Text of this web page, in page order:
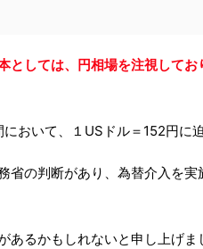
としては、円相場を注視して
おいて、１USドル＝152円に
省の判断があり、為替介入を
あるかもしれないと申し上げ